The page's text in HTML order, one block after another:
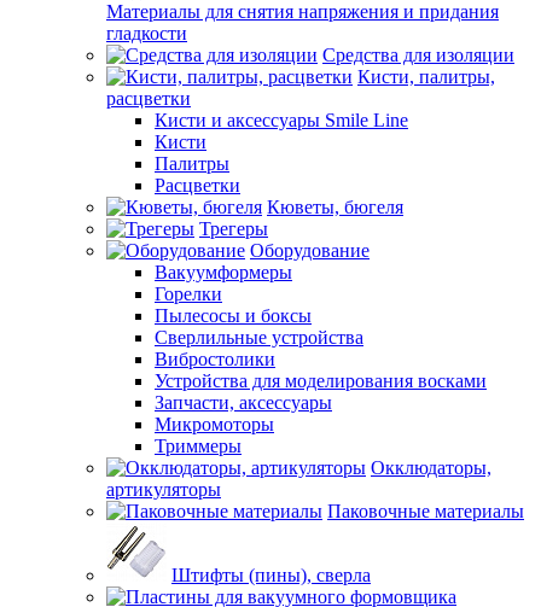
Материалы для снятия напряжения и придания
гладкости
Средства для изоляции
Кисти, палитры,
расцветки
Кисти и аксессуары Smile Line
Кисти
Палитры
Расцветки
Кюветы, бюгеля
Трегеры
Оборудование
Вакуумформеры
Горелки
Пылесосы и боксы
Сверлильные устройства
Вибростолики
Устройства для моделирования восками
Запчасти, аксессуары
Микромоторы
Триммеры
Окклюдаторы,
артикуляторы
Паковочные материалы
Штифты (пины), сверла